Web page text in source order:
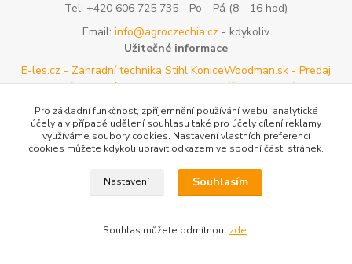
Tel: +420 606 725 735 - Po - Pá (8 - 16 hod)
Email: info@agroczechia.cz - kdykoliv
Užitečné informace
E-les.cz - Zahradní technika Stihl KoniceWoodman.sk - Predaj
lesníckeho náradia a potriebFormulář odstoupení o
smlouvyReklamace a vrácení zboží Rady a tipy
Tabulky rozměrů
oblečení a obuviMapa stránek
Vytvořeno na Eshop-rychle.cz
Pro základní funkčnost, zpříjemnění používání webu, analytické
účely a v případě udělení souhlasu také pro účely cílení reklamy
využíváme soubory cookies. Nastavení vlastních preferencí
cookies můžete kdykoli upravit odkazem ve spodní části stránek.
Nastavení Souhlasím
Souhlas můžete odmítnout zde.